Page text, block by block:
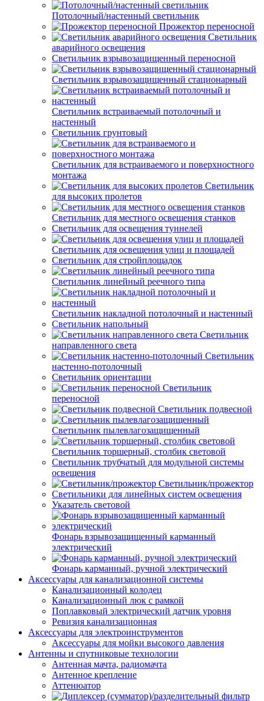
Потолочный/настенный светильник
Прожектор переносной
Светильник
аварийного освещения
Светильник взрывозащищенный переносной
Светильник взрывозащищенный стационарный
Светильник встраиваемый потолочный и
настенный
Светильник грунтовый
Светильник для встраиваемого и поверхностного
монтажа
Светильник
для высоких пролетов
Светильник для местного освещения станков
Светильник для освещения туннелей
Светильник для освещения улиц и площадей
Светильник для стройплощадок
Светильник линейный реечного типа
Светильник накладной потолочный и настенный
Светильник напольный
Светильник
направленного света
Светильник
настенно-потолочный
Светильник ориентации
Светильник
переносной
Светильник подвесной
Светильник пылевлагозащищенный
Светильник торшерный, столбик световой
Светильник трубчатый для модульной системы
освещения
Светильник/прожектор
Светильники для линейных систем освещения
Указатель световой
Фонарь взрывозащищенный карманный
электрический
Фонарь карманный, ручной электрический
Аксессуары для канализационной системы
Канализационный колодец
Канализационный люк с рамкой
Поплавковый электрический датчик уровня
Ревизия канализационная
Аксессуары для электроинструментов
Аксессуары для мойки высокого давления
Антенны и спутниковые технологии
Антенная мачта, радиомачта
Антенное крепление
Аттенюатор